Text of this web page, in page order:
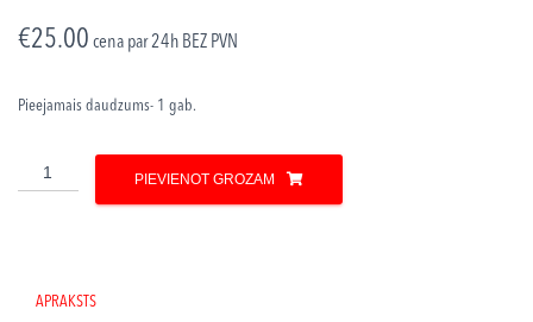
€25.00 cena par 24h BEZ PVN
Pieejamais daudzums- 1 gab.
Canon-
EF
PIEVIENOT GROZAM
APRAKSTS